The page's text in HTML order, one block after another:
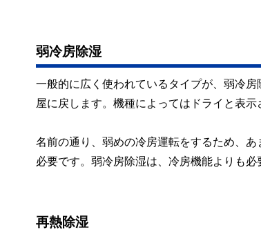
弱冷房除湿
一般的に広く使われているタイプが、弱冷
屋に戻します。機種によってはドライと表示
名前の通り、弱めの冷房運転をするため、
必要です。弱冷房除湿は、冷房機能よりも
再熱除湿